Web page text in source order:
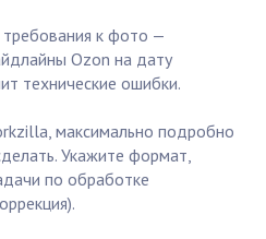
к фото —
Ozon на дату
технические ошибки.
максимально подробно
Укажите формат,
по обработке